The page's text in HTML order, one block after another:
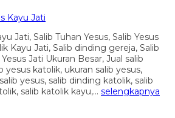
Kayu Jati
Jati, Salib Tuhan Yesus, Salib Yesus
Kayu Jati, Salib dinding gereja, Salib
Jati Ukuran Besar, Jual salib
yesus katolik, ukuran salib yesus,
yesus, salib dinding katolik, salib
salib katolik kayu,… selengkapnya